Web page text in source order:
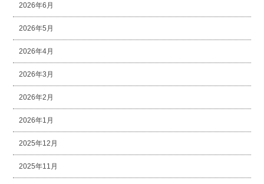
2026年6月
2026年5月
2026年4月
2026年3月
2026年2月
2026年1月
2025年12月
2025年11月